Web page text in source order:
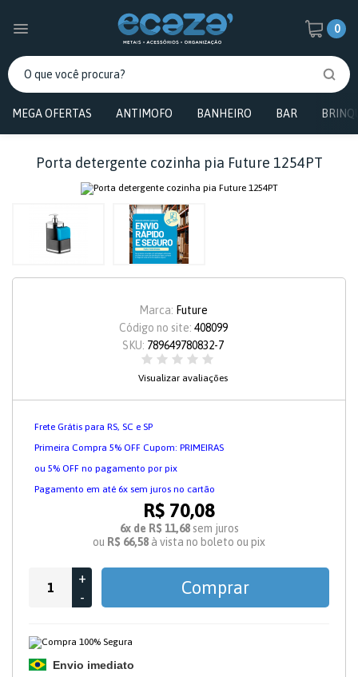
0
MEGA OFERTAS ANTIMOFO BANHEIRO BAR
Porta detergente cozinha pia Future 1254PT
Marca: Future
Código no site: 408099
SKU: 789649780832-7
Visualizar avaliações
Frete Grátis para RS, SC e SP
Primeira Compra 5% OFF Cupom: PRIMEIRAS
ou 5% OFF no pagamento por pix
Pagamento em até 6x sem juros no cartão
R$ 70,08
6x de R$ 11,68 sem juros
ou R$ 66,58 à vista no boleto ou pix
+
-
Comprar
Envio imediato